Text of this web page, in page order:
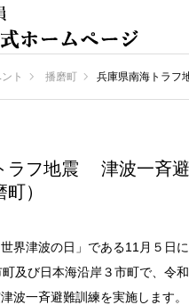
ト 播磨町 兵庫県南海トラフ地震 津波一斉避難
ラフ地震 津波一斉
）
世界津波の日」である11月５日
及び日本海沿岸３市町で、令
波一斉避難訓練を実施します。